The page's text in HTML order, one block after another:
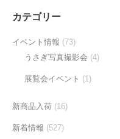
カテゴリー
イベント情報 (73)
うさぎ写真撮影会 (4)
展覧会イベント (1)
新商品入荷 (16)
新着情報 (527)